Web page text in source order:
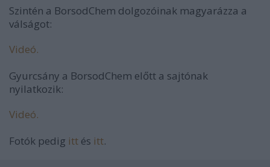
Szintén a BorsodChem dolgozóinak magyarázza a
válságot:
Videó.
Gyurcsány a BorsodChem előtt a sajtónak
nyilatkozik:
Videó.
Fotók pedig itt és itt.